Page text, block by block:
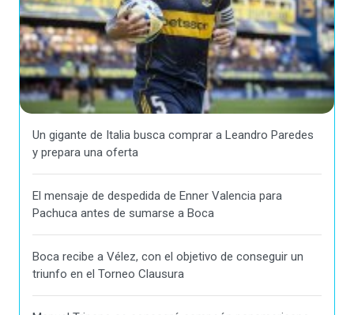
Un gigante de Italia busca comprar a Leandro Paredes
y prepara una oferta
El mensaje de despedida de Enner Valencia para
Pachuca antes de sumarse a Boca
Boca recibe a Vélez, con el objetivo de conseguir un
triunfo en el Torneo Clausura